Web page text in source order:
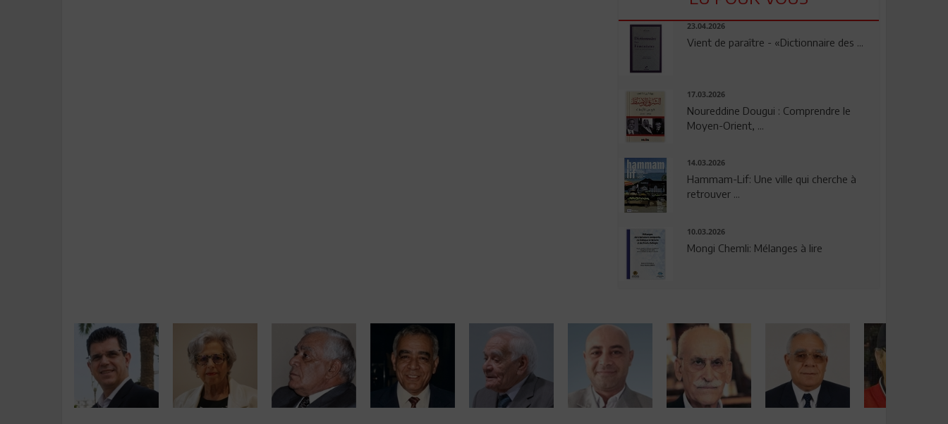
23.04.2026
Vient de paraître - «Dictionnaire des ...
17.03.2026
Noureddine Dougui : Comprendre le
Moyen-Orient, ...
14.03.2026
Hammam-Lif: Une ville qui cherche à
retrouver ...
10.03.2026
Mongi Chemli: Mélanges à lire